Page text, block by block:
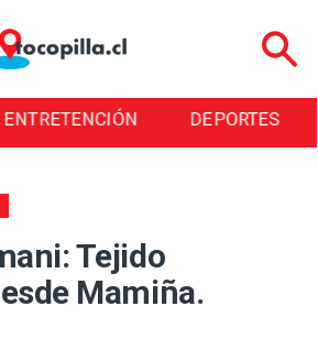
DEPORTES CULTURA
Tejido
Mamiña.